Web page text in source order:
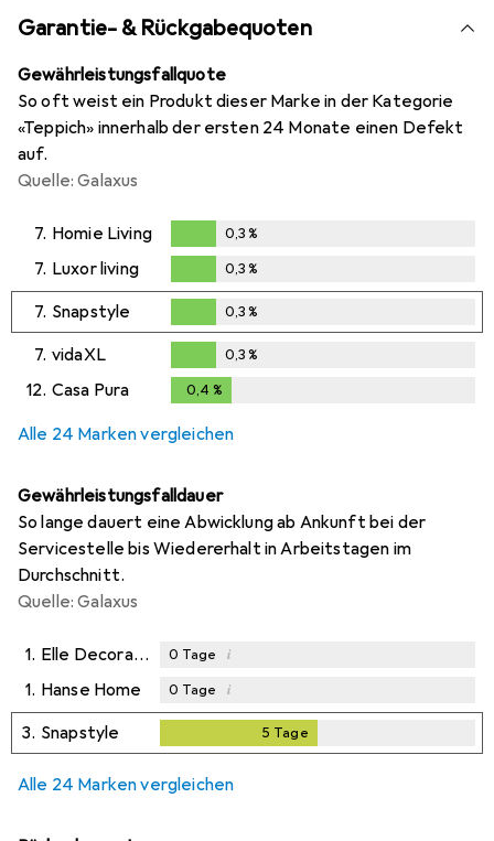
Garantie- & Rückgabequoten
Gewährleistungsfallquote
So oft weist ein Produkt dieser Marke in der Kategorie
«Teppich» innerhalb der ersten 24 Monate einen Defekt
auf.
Quelle: Galaxus
7. Homie Living
0,3%
0,3%
7. Luxor living
0,3%
0,3%
7. Snapstyle
0,3%
0,3%
7. vidaXL
0,3%
0,3%
12. Casa Pura 0,4 %
Alle 24 Marken vergleichen
Gewährleistungsfalldauer
So lange dauert eine Abwicklung ab Ankunft bei der
Servicestelle bis Wiedererhalt in Arbeitstagen im
Durchschnitt.
Quelle: Galaxus
1. Elle Decoration 0 Tage i
1. Hanse Home 0 Tage i
3. Snapstyle 5 Tage
Alle 24 Marken vergleichen